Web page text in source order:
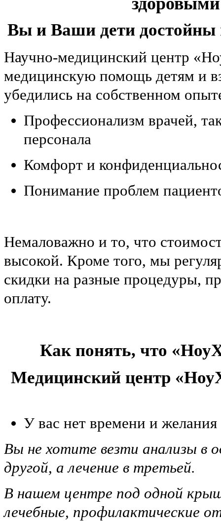
Вы и Ваши дети достойны
Научно-медицинский центр
медицинскую помощь детям и
убедились на собственном
Профессионализм врачей,
персонала
Комфорт и
Понимание проблем
Немаловажно и то, что
высокой. Кроме того, мы
скидки на разные процедуры,
оплату.
Как понять, что
Медицинский центр
У вас нет времени и
Вы не хотите везти анализы в
другой, а лечение в третьей.
В нашем центре под одной
лечебные, профилактические